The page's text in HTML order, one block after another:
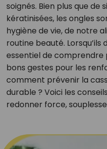
soignés. Bien plus que de
kératinisées, les ongles
hygiène de vie, de notre
routine beauté.
essentiel de comprendre
bons gestes pour les
comment prévenir la
durable ? Voici les
redonner force,